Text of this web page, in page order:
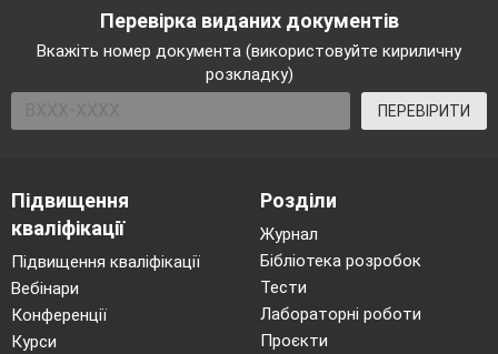
Перевірка виданих документів
Вкажіть номер документа (використовуйте кириличну
розкладку)
ПЕРЕВІРИТИ
Підвищення
кваліфікації
Підвищення кваліфікації
Вебінари
Конференції
Курси
Розділи
Журнал
Бібліотека розробок
Тести
Лабораторні роботи
Проєкти